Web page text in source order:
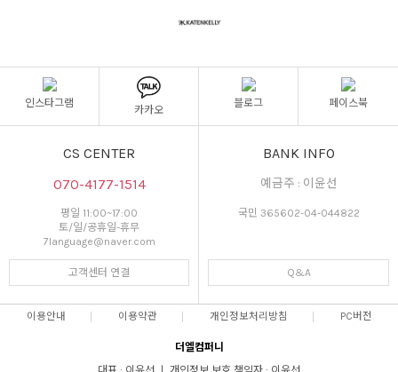
인스타그램
카카오
블로그 페이스북
CS CENTER
070-4177-1514
평일 11:00~17:00
토/일/공휴일-휴무
7language@naver.com
고객센터 연결
BANK INFO
예금주 : 이윤선
국민 365602-04-044822
Q&A
이용안내 이용약관 개인정보처리방침 PC버전
더엘컴퍼니